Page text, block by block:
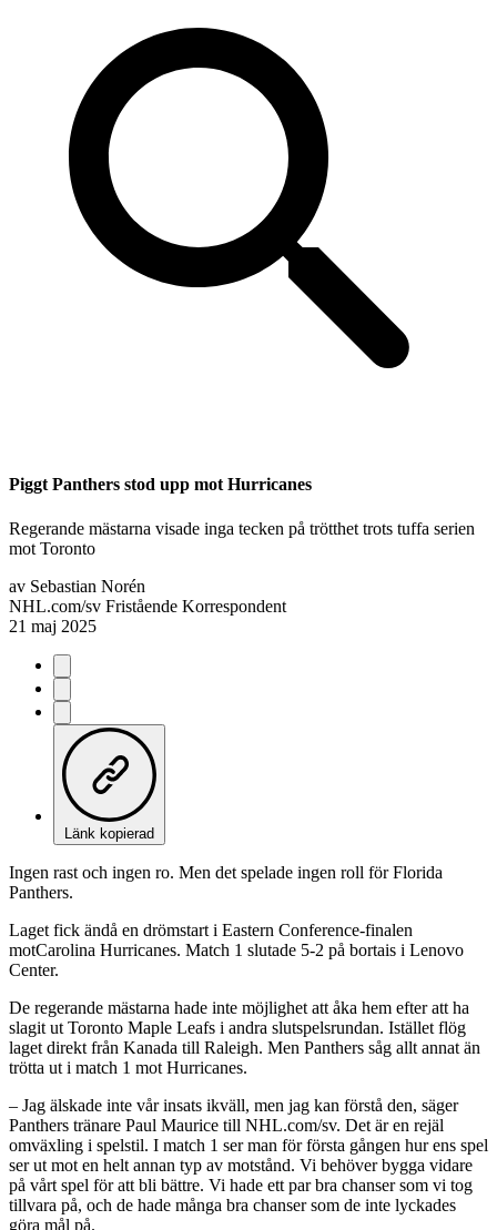
Piggt Panthers stod upp mot Hurricanes
Regerande mästarna visade inga tecken på trötthet trots tuffa serien
mot Toronto
av Sebastian Norén
NHL.com/sv Fristående Korrespondent
21 maj 2025
Länk kopierad
Ingen rast och ingen ro. Men det spelade ingen roll för Florida
Panthers.
Laget fick ändå en drömstart i Eastern Conference-finalen
motCarolina Hurricanes. Match 1 slutade 5-2 på bortais i Lenovo
Center.
De regerande mästarna hade inte möjlighet att åka hem efter att ha
slagit ut Toronto Maple Leafs i andra slutspelsrundan. Istället flög
laget direkt från Kanada till Raleigh. Men Panthers såg allt annat än
trötta ut i match 1 mot Hurricanes.
– Jag älskade inte vår insats ikväll, men jag kan förstå den, säger
Panthers tränare Paul Maurice till NHL.com/sv. Det är en rejäl
omväxling i spelstil. I match 1 ser man för första gången hur ens spel
ser ut mot en helt annan typ av motstånd. Vi behöver bygga vidare
på vårt spel för att bli bättre. Vi hade ett par bra chanser som vi tog
tillvara på, och de hade många bra chanser som de inte lyckades
göra mål på.